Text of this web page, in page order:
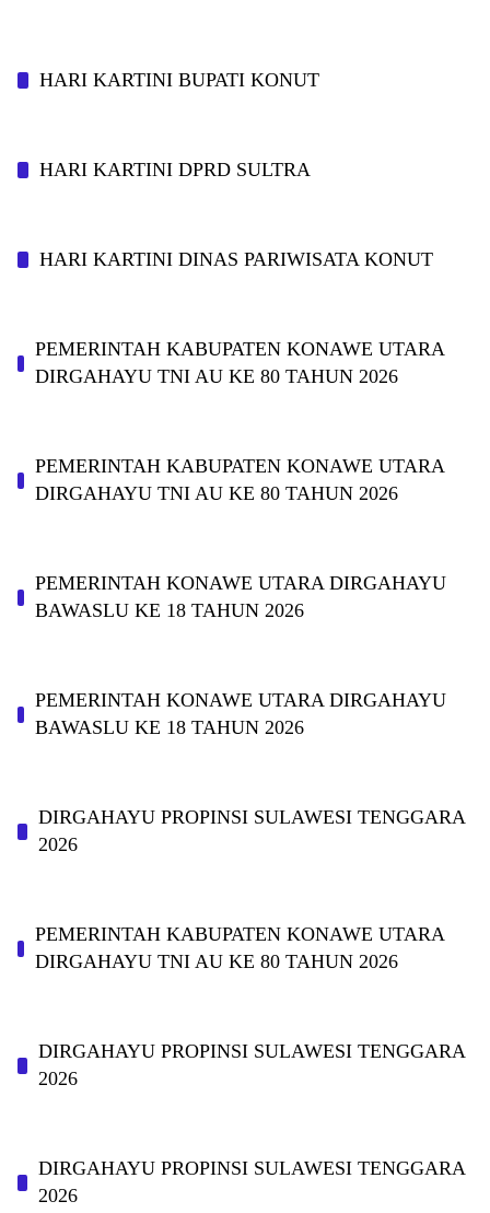
HARI KARTINI BUPATI KONUT
HARI KARTINI DPRD SULTRA
HARI KARTINI DINAS PARIWISATA KONUT
PEMERINTAH KABUPATEN KONAWE UTARA
DIRGAHAYU TNI AU KE 80 TAHUN 2026
PEMERINTAH KABUPATEN KONAWE UTARA
DIRGAHAYU TNI AU KE 80 TAHUN 2026
PEMERINTAH KONAWE UTARA DIRGAHAYU
BAWASLU KE 18 TAHUN 2026
PEMERINTAH KONAWE UTARA DIRGAHAYU
BAWASLU KE 18 TAHUN 2026
DIRGAHAYU PROPINSI SULAWESI TENGGARA
2026
PEMERINTAH KABUPATEN KONAWE UTARA
DIRGAHAYU TNI AU KE 80 TAHUN 2026
DIRGAHAYU PROPINSI SULAWESI TENGGARA
2026
DIRGAHAYU PROPINSI SULAWESI TENGGARA
2026